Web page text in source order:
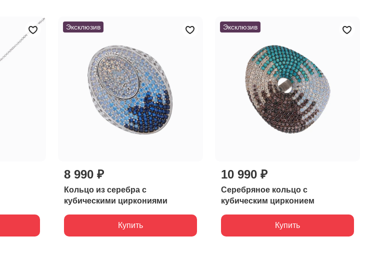
Эксклюзив
8 990 ₽
Кольцо из серебра с
кубическими циркониями
Купить
Эксклюзив
10 990 ₽
Серебряное кольцо с
кубическим цирконием
Купить